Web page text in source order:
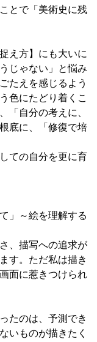
とで「美術史に残
え方】にも大いに
じゃない」と悩み
たえを感じるよう
色にたどり着くこ
「自分の考えに、
底に、「修復で培
ての自分を更に育
」～絵を理解する
、描写への追求が
す。ただ私は描き
面に惹きつけられ
たのは、予測でき
いものが描きたく